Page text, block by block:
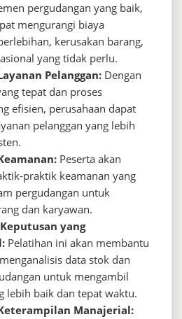
pergudangan yang baik,
mengurangi biaya
kerusakan barang,
yang tidak perlu.
Pelanggan: Dengan
tepat dan proses
efisien, perusahaan dapat
pelanggan yang lebih
Peserta akan
praktik keamanan yang
pergudangan untuk
dan karyawan.
yang
Pelatihan ini akan membantu
data stok dan
untuk mengambil
lebih baik dan tepat waktu.
Manajerial: